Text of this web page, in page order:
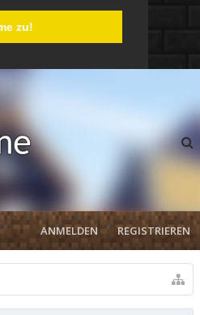
zu!
ANMELDEN REGISTRIEREN